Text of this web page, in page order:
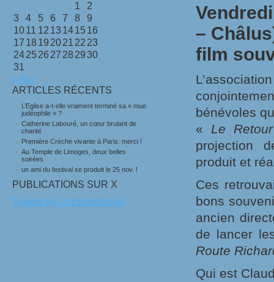
–
film
bénévoles
« Le
projection
produit et
Ces
bons
ancien
de lancer
Route
Qui est
1
2
3
4 5 6 7 8
9
1011 12 13141516
17 1819 2021 22 23
242526 27 282930
31
« Avr
ARTICLES RÉCENTS
L’Eglise a-t-elle vraiment terminé sa « mue
judéophile » ?
Catherine Labouré, un cœur brulant de
charité
Première Crèche vivante à Paris: merci !
Au Temple de Limoges, deux belles
soirées
un ami du festival se produit le 25 nov. !
PUBLICATIONS SUR X
Tweets by ChEocheDuval